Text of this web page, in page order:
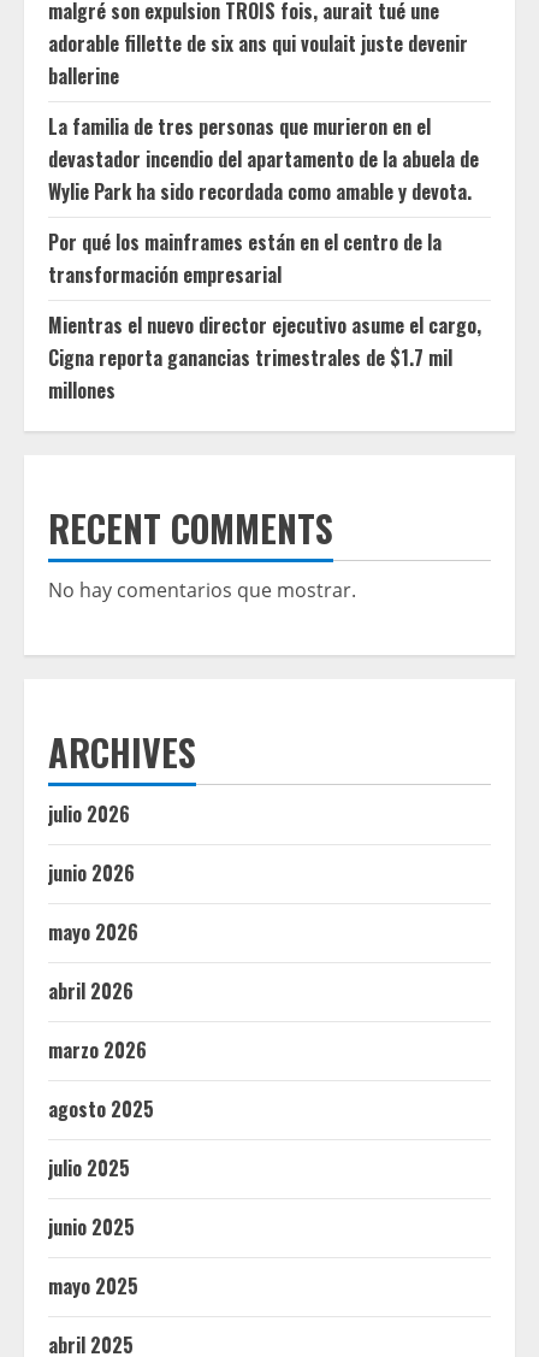
malgré son expulsion TROIS fois, aurait tué une
adorable fillette de six ans qui voulait juste devenir
ballerine
La familia de tres personas que murieron en el
devastador incendio del apartamento de la abuela de
Wylie Park ha sido recordada como amable y devota.
Por qué los mainframes están en el centro de la
transformación empresarial
Mientras el nuevo director ejecutivo asume el cargo,
Cigna reporta ganancias trimestrales de $1.7 mil
millones
RECENT COMMENTS
No hay comentarios que mostrar.
ARCHIVES
julio 2026
junio 2026
mayo 2026
abril 2026
marzo 2026
agosto 2025
julio 2025
junio 2025
mayo 2025
abril 2025